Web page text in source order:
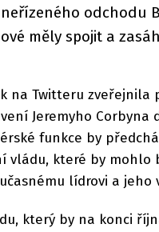
odchodu
měly spojit a
na Twitteru zveřejnila
Jeremyho Corbyna
funkce by
vládu, které by mohlo
lídrovi a jeho
který by na konci